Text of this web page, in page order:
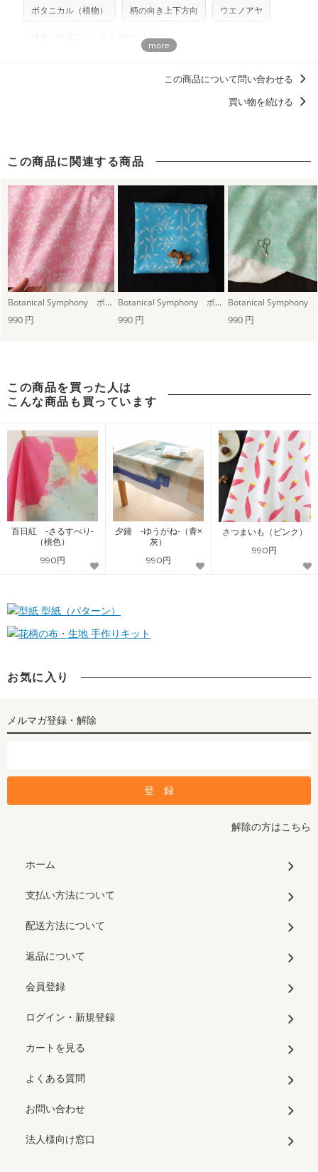
注意ください。型紙自体の転用・販売および型紙を使用して
商用利用についての詳細はこちら
ボタニカル（植物） 柄の向き上下方向 ウエノアヤ
洋服に仕立てたくなるデザイン
この商品について問い合わせる
買い物を続ける
この商品に関連する商品
Botanical Symphony ボタニカル・シンフォニー（ピンク -桃色-） Botanical Symphony ボタニカル・シンフォニー（ブルーグリーン -錆浅葱-）
990 円 990 円 990 円
この商品を買った人は
こんな商品も買っています
百日紅 -さるすべり-
（桃色）
990円
夕鐘 -ゆうがね-（青×
灰）
990円
さつまいも（ピンク）
990円
型紙（パターン）
手作りキット
お気に入り
メルマガ登録・解除
解除の方はこちら
ホーム
支払い方法について
配送方法について
返品について
会員登録
ログイン・新規登録
カートを見る
よくある質問
お問い合わせ
法人様向け窓口